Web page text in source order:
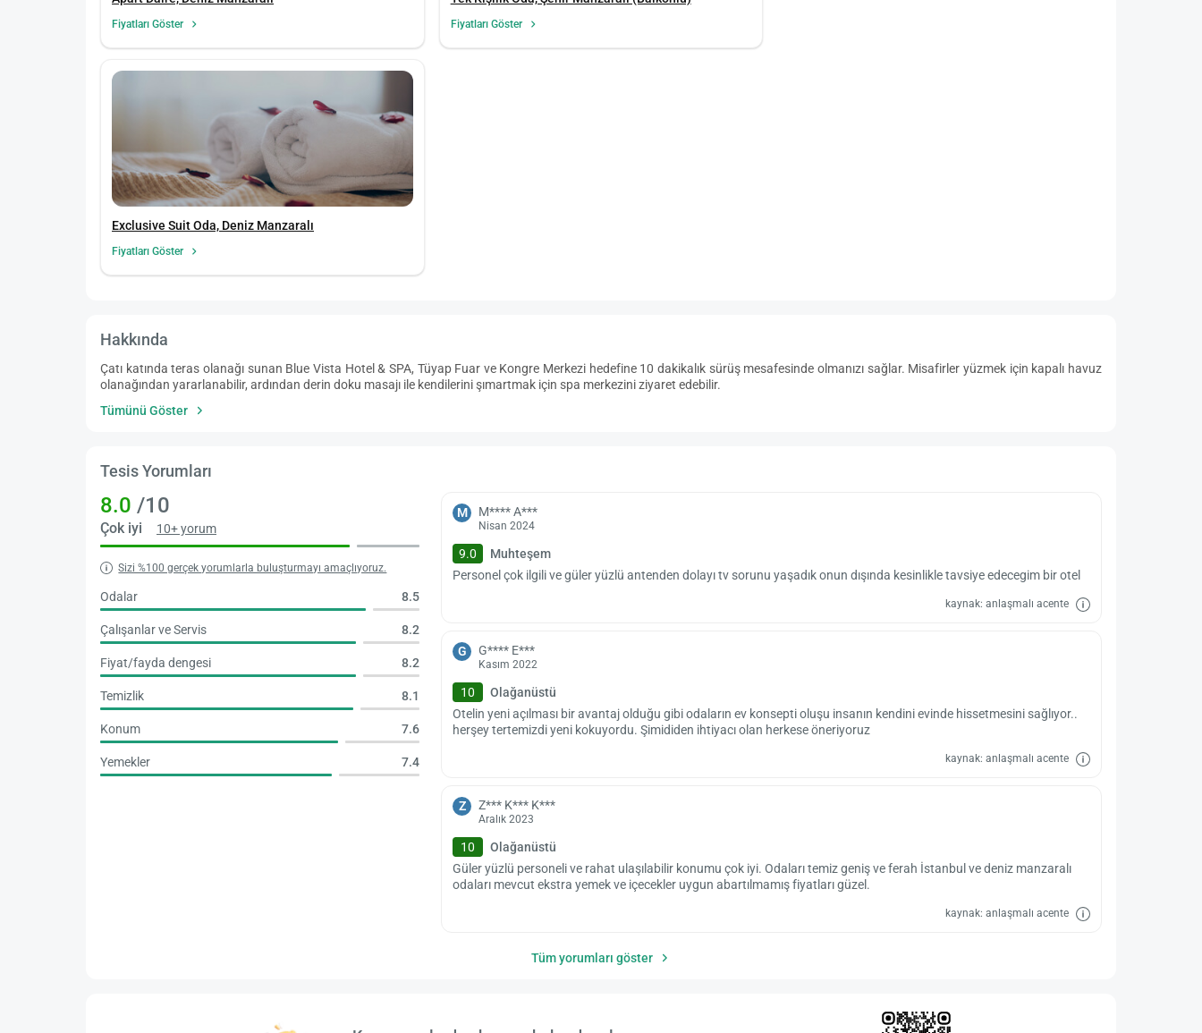
Fiyatları Göster Fiyatları Göster
Exclusive Suit Oda, Deniz Manzaralı
Fiyatları Göster
Hakkında
Çatı katında teras olanağı sunan Blue Vista Hotel & SPA, Tüyap Fuar ve Kongre Merkezi hedefine 10 dakikalık sürüş mesafesinde olmanızı sağlar. Misafirler yüzmek için kapalı havuz
olanağından yararlanabilir, ardından derin doku masajı ile kendilerini şımartmak için spa merkezini ziyaret edebilir.
Tümünü Göster
Tesis Yorumları
8.0 /10
Çok iyi 10+ yorum
Sizi %100 gerçek yorumlarla buluşturmayı amaçlıyoruz.
Odalar 8.5
Çalışanlar ve Servis 8.2
Fiyat/fayda dengesi 8.2
Temizlik 8.1
Konum 7.6
Yemekler 7.4
M M**** A***
Nisan 2024
9.0
Muhteşem
Personel çok ilgili ve güler yüzlü antenden dolayı tv sorunu yaşadık onun dışında kesinlikle tavsiye edecegim bir otel
kaynak: anlaşmalı acente
G G**** E***
Kasım 2022
10
Olağanüstü
Otelin yeni açılması bir avantaj olduğu gibi odaların ev konsepti oluşu insanın kendini evinde hissetmesini sağlıyor..
herşey tertemizdi yeni kokuyordu. Şimididen ihtiyacı olan herkese öneriyoruz
kaynak: anlaşmalı acente
Z Z*** K*** K***
Aralık 2023
10
Olağanüstü
Güler yüzlü personeli ve rahat ulaşılabilir konumu çok iyi. Odaları temiz geniş ve ferah İstanbul ve deniz manzaralı
odaları mevcut ekstra yemek ve içecekler uygun abartılmamış fiyatları güzel.
kaynak: anlaşmalı acente
Tüm yorumları göster